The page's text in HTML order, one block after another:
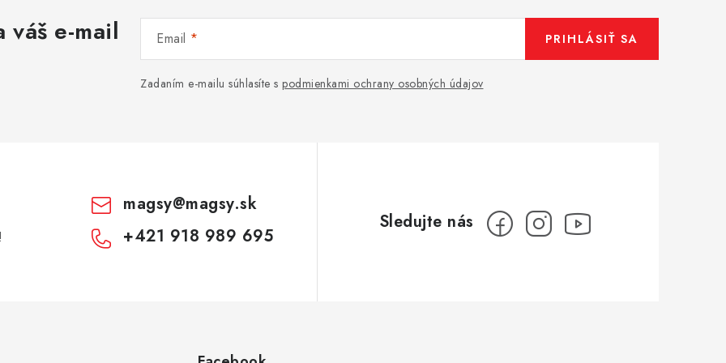
e-mail Email
Zadaním e-mailu súhlasíte s podmienkami ochrany osobných údajov
PRIHLÁSIŤ SA
magsy@magsy.sk
+421 918 989 695